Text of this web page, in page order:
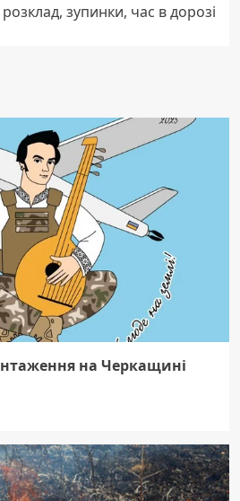
розклад, зупинки, час в дорозі
на Черкащині